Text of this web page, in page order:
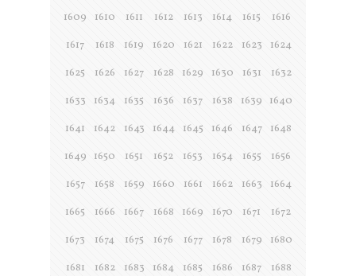
1609
1610 1611 1612 1613 1614 1615
1616
1617
1618 1619 1620 1621 1622 1623
1624
1625
1626 1627 1628 1629 1630 1631
1632
1633
1634 1635 1636 1637 1638 1639
1640
1641
1642 1643 1644 1645 1646 1647
1648
1649
1650 1651 1652 1653 1654 1655
1656
1657
1658 1659 1660 1661 1662 1663
1664
1665
1666 1667 1668 1669 1670 1671
1672
1673
1674 1675 1676 1677 1678 1679
1680
1681
1682 1683 1684 1685 1686 1687
1688